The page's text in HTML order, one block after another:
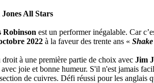
All Stars
Robinson est un performer inégalable. Car
2022 à la faveur des trente ans «
à une première partie de choix avec Jim
joie et bonne humeur. S'il n'est jamais
de cuivres. Défi réussi pour les anglais